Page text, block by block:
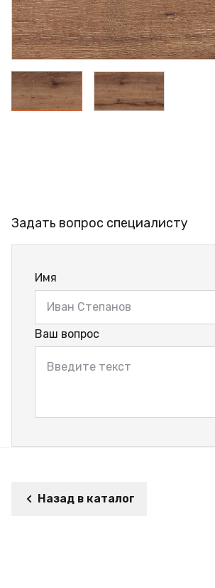
Задать вопрос специалисту
Имя
Ваш вопрос
Назад в каталог